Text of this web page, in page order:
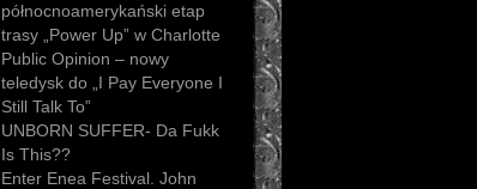
północnoamerykański etap
trasy „Power Up” w Charlotte
Public Opinion – nowy
teledysk do „I Pay Everyone I
Still Talk To”
UNBORN SUFFER- Da Fukk
Is This??
Enter Enea Festival. John